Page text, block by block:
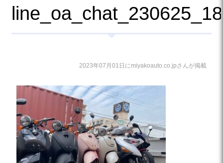
2023年07月01日にmiyakoauto.co.jpさんが掲載